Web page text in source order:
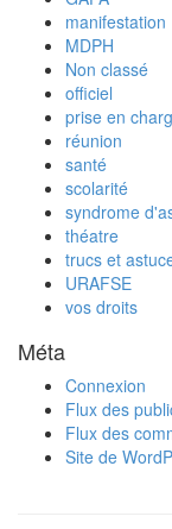
manifestation
MDPH
Non classé
officiel
prise en
réunion
santé
scolarité
syndrome
théatre
trucs et
URAFSE
vos droits
Méta
Connexion
Flux des
Flux des
Site de